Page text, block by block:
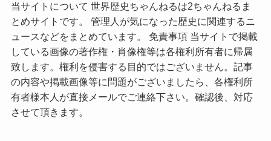
当サイトについて 世界歴史ちゃんねるは2ちゃんねるま
とめサイトです。 管理人が気になった歴史に関連するニ
ュースなどをまとめています。 免責事項 当サイトで掲載
している画像の著作権・肖像権等は各権利所有者に帰属
致します。権利を侵害する目的ではございません。記事
の内容や掲載画像等に問題がございましたら、各権利所
有者様本人が直接メールでご連絡下さい。確認後、対応
させて頂きます。